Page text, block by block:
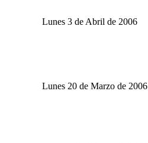
Lunes 3 de Abril de 2006
Lunes 20 de Marzo de 2006